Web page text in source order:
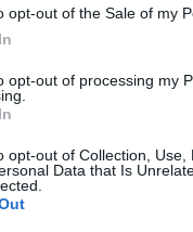
opt-out of the Sale of my
opt-out of processing my
opt-out of Collection,
Data that Is